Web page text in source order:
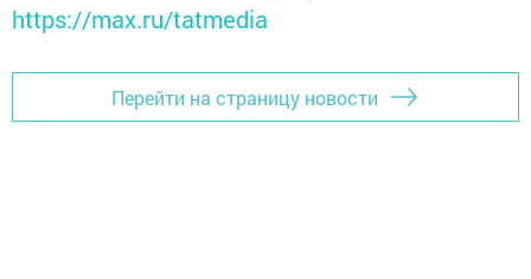
https://max.ru/tatmedia
Перейти на страницу новости